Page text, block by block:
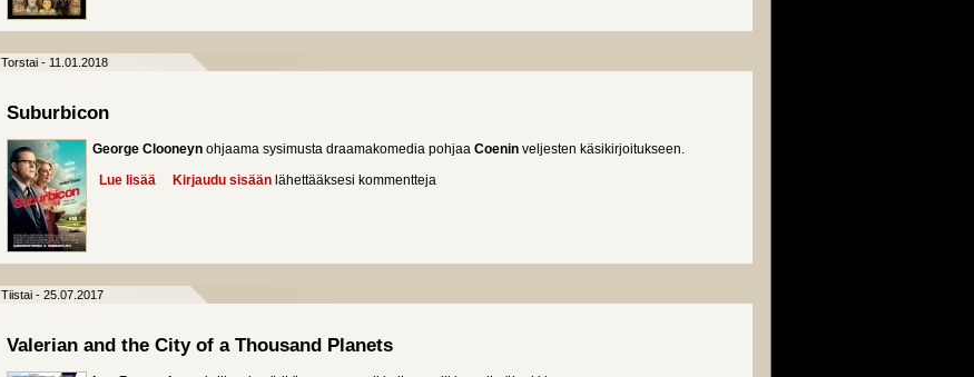
Torstai - 11.01.2018
Suburbicon
George Clooneyn ohjaama sysimusta draamakomedia pohjaa Coenin veljesten käsikirjoitukseen.
Lue lisää about Suburbicon
Kirjaudu sisään lähettääksesi kommentteja
Tiistai - 25.07.2017
Valerian and the City of a Thousand Planets